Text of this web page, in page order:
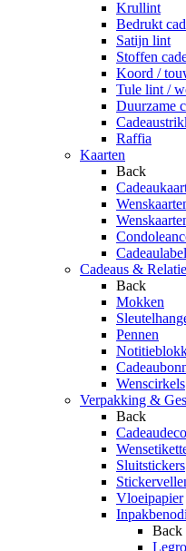
Krullint
Bedrukt
Satijn lint
Stoffen
Koord /
Tule lint /
Duurzame
Raffia
Kaarten
Back
Cadeaus &
Back
Mokken
Pennen
Wenscirkels
Verpakking &
Back
Sluitstickers
Vloeipapier
Back